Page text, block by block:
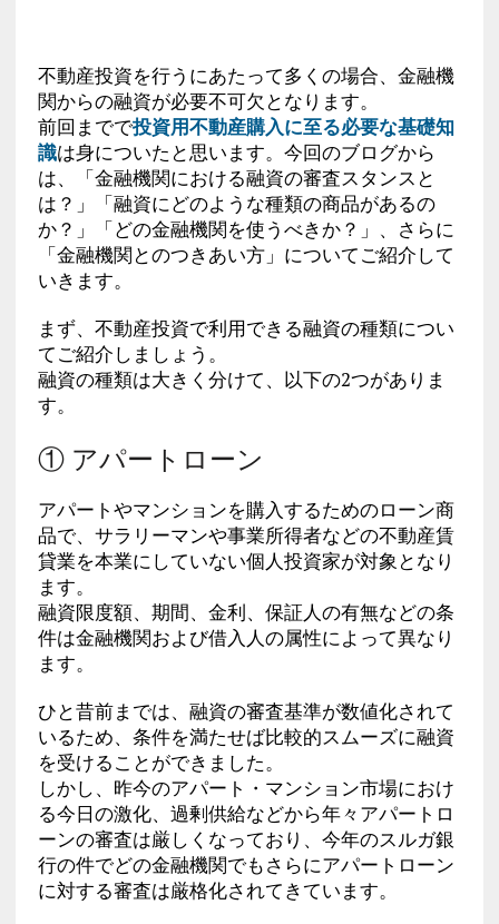
不動産投資を行うにあたって多くの場合、金融機
関からの融資が必要不可欠となります。
前回までで投資用不動産購入に至る必要な基礎知
識は身についたと思います。今回のブログから
は、「金融機関における融資の審査スタンスと
は？」「融資にどのような種類の商品があるの
か？」「どの金融機関を使うべきか？」、さらに
「金融機関とのつきあい方」についてご紹介して
いきます。
まず、不動産投資で利用できる融資の種類につい
てご紹介しましょう。
融資の種類は大きく分けて、以下の2つがありま
す。
① アパートローン
アパートやマンションを購入するためのローン商
品で、サラリーマンや事業所得者などの不動産賃
貸業を本業にしていない個人投資家が対象となり
ます。
融資限度額、期間、金利、保証人の有無などの条
件は金融機関および借入人の属性によって異なり
ます。
ひと昔前までは、融資の審査基準が数値化されて
いるため、条件を満たせば比較的スムーズに融資
を受けることができました。
しかし、昨今のアパート・マンション市場におけ
る今日の激化、過剰供給などから年々アパートロ
ーンの審査は厳しくなっており、今年のスルガ銀
行の件でどの金融機関でもさらにアパートローン
に対する審査は厳格化されてきています。